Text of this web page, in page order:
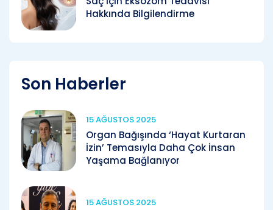
Hakkında Bilgilendirme
Son Haberler
15 AĞUSTOS 2025
Organ Bağışında ‘Hayat Kurtaran
İzin’ Temasıyla Daha Çok İnsan
Yaşama Bağlanıyor
15 AĞUSTOS 2025